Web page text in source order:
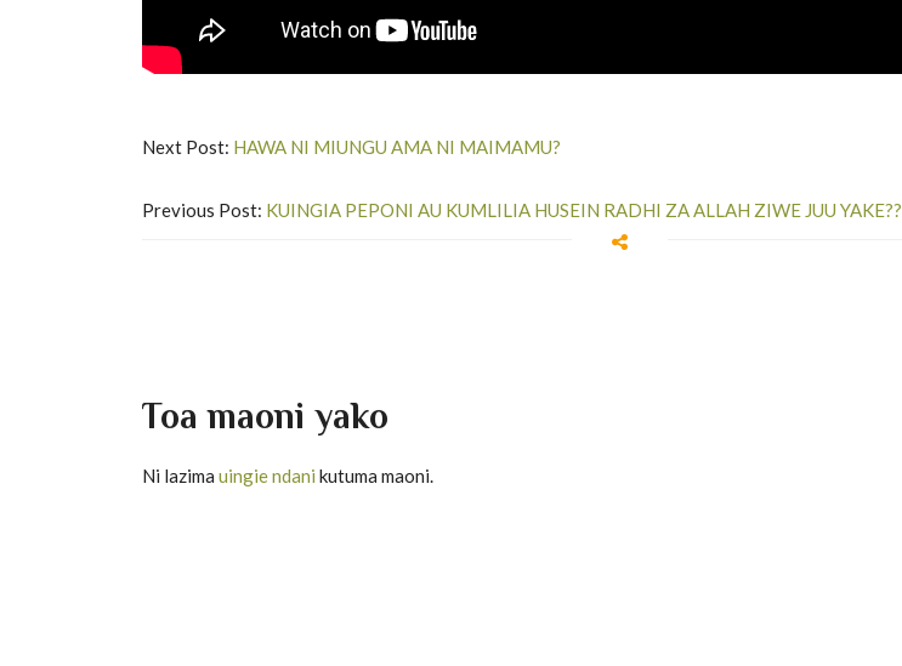
Next Post: HAWA NI MIUNGU AMA NI MAIMAMU?
Previous Post: KUINGIA PEPONI AU KUMLILIA HUSEIN RADHI ZA ALLAH ZIWE JUU YAKE??
Toa maoni yako
Ni lazima uingie ndani kutuma maoni.